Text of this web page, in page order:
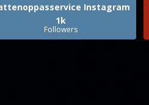
Instagram
1k
Followers